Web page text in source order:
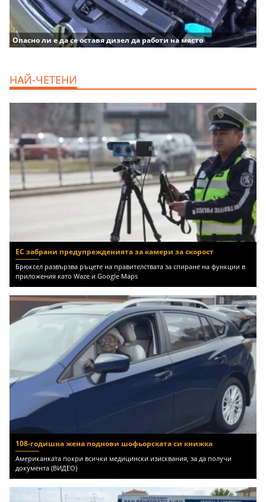
Опасно ли е да се оставя дизел да работи на място
НАЙ-ЧЕТЕНИ
ЕС забрани предупрежденията за камери за скорост
Брюксел развързва ръцете на правителствата за спиране на функции в
приложения като Waze и Google Maps
108-годишна жена поднови шофьорската си книжка
Американката покри всички медицински изисквания, за да получи
документа (ВИДЕО)